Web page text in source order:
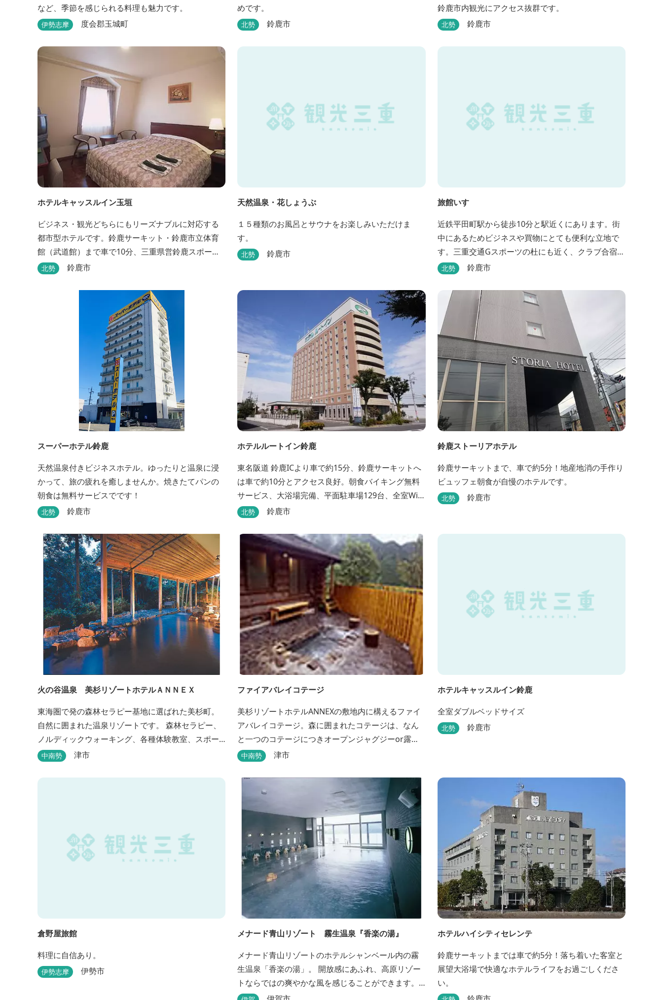
など、季節を感じられる料理も魅力です。
伊勢志摩 度会郡玉城町
めです。
北勢 鈴鹿市
鈴鹿市内観光にアクセス抜群です。
北勢 鈴鹿市
ホテルキャッスルイン玉垣
ビジネス・観光どちらにもリーズナブルに対応する
都市型ホテルです。鈴鹿サーキット・鈴鹿市立体育
館（武道館）まで車で10分、三重県営鈴鹿スポーツ
ガーデンまで車で15分の好立地！！ さらに、全檜造
北勢 鈴鹿市
天然温泉・花しょうぶ
１５種類のお風呂とサウナをお楽しみいただけま
す。
北勢 鈴鹿市
旅館いすゞ
近鉄平田町駅から徒歩10分と駅近くにあります。街
中にあるためビジネスや買物にとても便利な立地で
す。三重交通Gスポーツの杜にも近く、クラブ合宿な
どに最適です。
北勢 鈴鹿市
スーパーホテル鈴鹿
天然温泉付きビジネスホテル。ゆったりと温泉に浸
かって、旅の疲れを癒しませんか。焼きたてパンの
朝食は無料サービスでです！
北勢 鈴鹿市
ホテルルートイン鈴鹿
東名阪道 鈴鹿ICより車で約15分、鈴鹿サーキットへ
は車で約10分とアクセス良好。朝食バイキング無料
サービス、大浴場完備、平面駐車場129台、全室Wi-
Fi完備。ビジネスにも観光にもご利用頂ける快適なホ
北勢 鈴鹿市
鈴鹿ストーリアホテル
鈴鹿サーキットまで、車で約5分！地産地消の手作り
ビュッフェ朝食が自慢のホテルです。
北勢 鈴鹿市
火の谷温泉 美杉リゾートホテルＡＮＮＥＸ
東海圏で発の森林セラピー基地に選ばれた美杉町。
自然に囲まれた温泉リゾートです。 森林セラピー、
ノルディックウォーキング、各種体験教室、スポー
ツ、グルメ、湯遊び、自然探検思いのまま。思いき
和洋バイキングに豪華会席料理。バイキングでは、
中南勢 津市
ファイアバレイコテージ
美杉リゾートホテルANNEXの敷地内に構えるファイ
アバレイコテージ。森に囲まれたコテージは、なん
と一つのコテージにつきオープンジャグジーor露天
風呂が備え付けてある。あなただけの特別な時間を
中南勢 津市
ホテルキャッスルイン鈴鹿
全室ダブルベッドサイズ
北勢 鈴鹿市
倉野屋旅館
料理に自信あり。
伊勢志摩 伊勢市
メナード青山リゾート 霧生温泉『香楽の湯』
メナード青山リゾートのホテルシャンベール内の霧
生温泉「香楽の湯」。 開放感にあふれ、高原リゾー
トならではの爽やかな風を感じることができます。
ハーブをお湯にひたし、すがすがしい香りに心あら
ホテルハイシティセレンテ
鈴鹿サーキットまでは車で約5分！落ち着いた客室と
展望大浴場で快適なホテルライフをお過ごしくださ
い。